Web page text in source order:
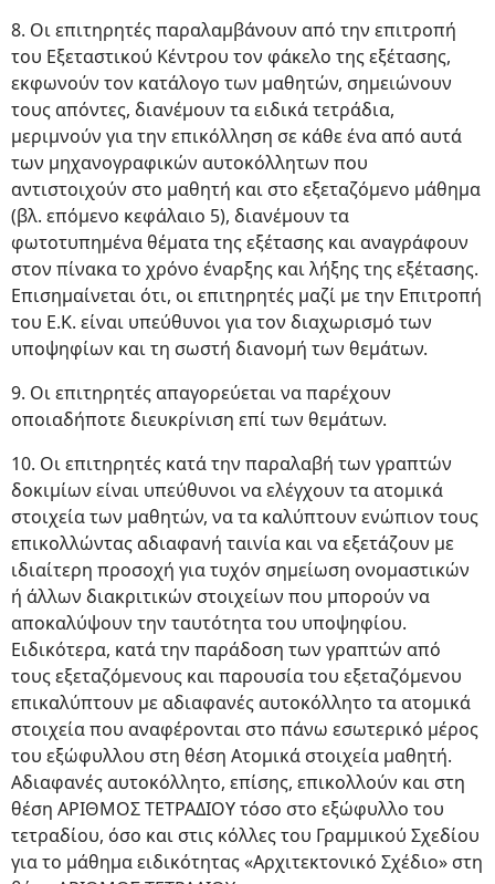
8. Οι επιτηρητές παραλαμβάνουν από την επιτροπή
του Εξεταστικού Κέντρου τον φάκελο της εξέτασης,
εκφωνούν τον κατάλογο των μαθητών, σημειώνουν
τους απόντες, διανέμουν τα ειδικά τετράδια,
μεριμνούν για την επικόλληση σε κάθε ένα από αυτά
των μηχανογραφικών αυτοκόλλητων που
αντιστοιχούν στο μαθητή και στο εξεταζόμενο μάθημα
(βλ. επόμενο κεφάλαιο 5), διανέμουν τα
φωτοτυπημένα θέματα της εξέτασης και αναγράφουν
στον πίνακα το χρόνο έναρξης και λήξης της εξέτασης.
Επισημαίνεται ότι, οι επιτηρητές μαζί με την Επιτροπή
του Ε.Κ. είναι υπεύθυνοι για τον διαχωρισμό των
υποψηφίων και τη σωστή διανομή των θεμάτων.
9. Οι επιτηρητές απαγορεύεται να παρέχουν
οποιαδήποτε διευκρίνιση επί των θεμάτων.
10. Οι επιτηρητές κατά την παραλαβή των γραπτών
δοκιμίων είναι υπεύθυνοι να ελέγχουν τα ατομικά
στοιχεία των μαθητών, να τα καλύπτουν ενώπιον τους
επικολλώντας αδιαφανή ταινία και να εξετάζουν με
ιδιαίτερη προσοχή για τυχόν σημείωση ονομαστικών
ή άλλων διακριτικών στοιχείων που μπορούν να
αποκαλύψουν την ταυτότητα του υποψηφίου.
Ειδικότερα, κατά την παράδοση των γραπτών από
τους εξεταζόμενους και παρουσία του εξεταζόμενου
επικαλύπτουν με αδιαφανές αυτοκόλλητο τα ατομικά
στοιχεία που αναφέρονται στο πάνω εσωτερικό μέρος
του εξώφυλλου στη θέση Ατομικά στοιχεία μαθητή.
Αδιαφανές αυτοκόλλητο, επίσης, επικολλούν και στη
θέση ΑΡΙΘΜΟΣ ΤΕΤΡΑΔΙΟΥ τόσο στο εξώφυλλο του
τετραδίου, όσο και στις κόλλες του Γραμμικού Σχεδίου
για το μάθημα ειδικότητας «Αρχιτεκτονικό Σχέδιο» στη